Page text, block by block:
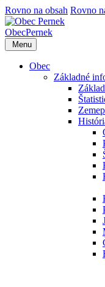
Rovno na obsah Rovno
ObecPernek
Menu
Obec
Základné